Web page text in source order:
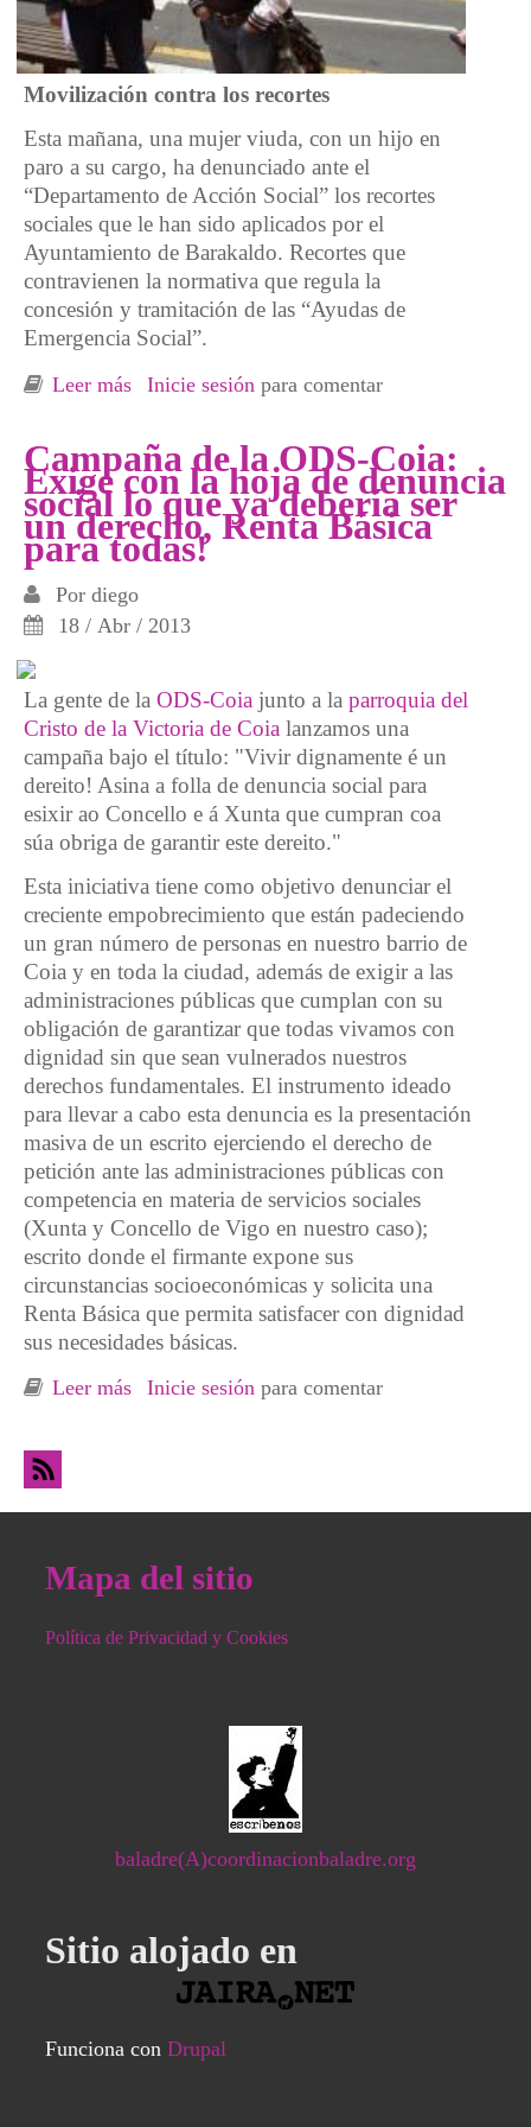
Movilización contra los recortes
Esta mañana, una mujer viuda, con un hijo en
paro a su cargo, ha denunciado ante el
“Departamento de Acción Social” los recortes
sociales que le han sido aplicados por el
Ayuntamiento de Barakaldo. Recortes que
contravienen la normativa que regula la
concesión y tramitación de las “Ayudas de
Emergencia Social”.
Leer más sobre Una familia denuncia los recortes del
Inicie sesión para comentar
Campaña de la ODS-Coia:
Exige con la hoja de denuncia
social lo que ya debería ser
un derecho, Renta Básica
para todas!
Por diego
18 / Abr / 2013
La gente de la ODS-Coia junto a la parroquia del
Cristo de la Victoria de Coia lanzamos una
campaña bajo el título: "Vivir dignamente é un
dereito! Asina a folla de denuncia social para
esixir ao Concello e á Xunta que cumpran coa
súa obriga de garantir este dereito."
Esta iniciativa tiene como objetivo denunciar el
creciente empobrecimiento que están padeciendo
un gran número de personas en nuestro barrio de
Coia y en toda la ciudad, además de exigir a las
administraciones públicas que cumplan con su
obligación de garantizar que todas vivamos con
dignidad sin que sean vulnerados nuestros
derechos fundamentales. El instrumento ideado
para llevar a cabo esta denuncia es la presentación
masiva de un escrito ejerciendo el derecho de
petición ante las administraciones públicas con
competencia en materia de servicios sociales
(Xunta y Concello de Vigo en nuestro caso);
escrito donde el firmante expone sus
circunstancias socioeconómicas y solicita una
Renta Básica que permita satisfacer con dignidad
sus necesidades básicas.
Leer más sobre Campaña de la ODS-Coia: Exige con la
Inicie sesión para comentar
Mapa del sitio
Política de Privacidad y Cookies
baladre(A)coordinacionbaladre.org
Sitio alojado en
Funciona con Drupal